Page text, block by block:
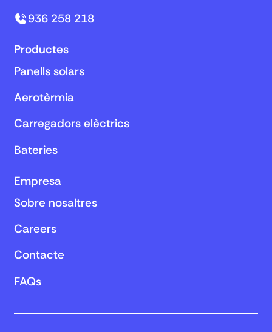
936 258 218
Productes
Panells solars
Aerotèrmia
Carregadors elèctrics
Bateries
Empresa
Sobre nosaltres
Careers
Contacte
FAQs